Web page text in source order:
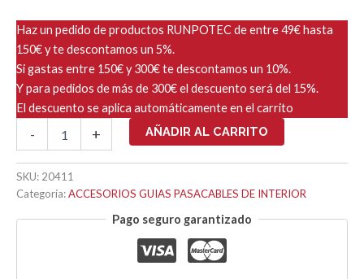
Haz un pedido de productos RUNPOTEC de entre 49€ hasta
150€ y te descontamos un 5%.
Si gastas entre 150€ y 300€ te descontamos un 10%.
Y para pedidos de más de 300€ el descuento será del 15%.
El descuento se aplica automáticamente en el carrito
-
CON
OJAL
7mm
+ AÑADIR AL CARRITO
SKU: 20411
Categoría:ACCESORIOS GUIAS PASACABLES DE INTERIOR
Pago seguro garantizado